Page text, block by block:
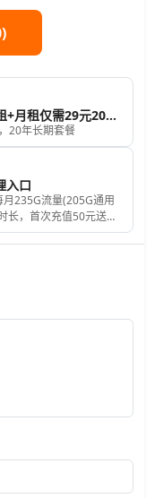
)
电信沧锦卡+每月200G流量+首月免月租+月租仅需29元20年长期套餐
20年长期套餐
入口
235G流量(205G通用
长，首次充值50元送
指定归属地，归属地随
餐资费详细介绍此卡原